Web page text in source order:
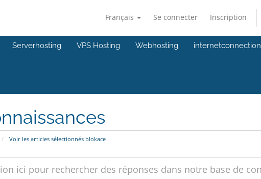
Français Se connecter Inscription
Serverhosting VPS Hosting Webhosting internetconnection
Voir les articles sélectionnés blokace